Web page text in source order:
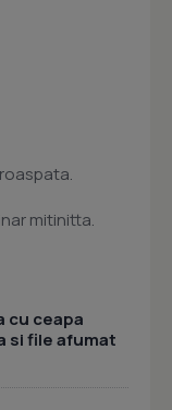
mitinitta.
cu ceapa
si file afumat